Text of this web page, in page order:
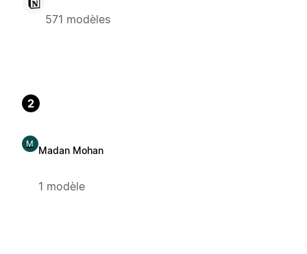
571 modèles
2
M
Madan Mohan
1 modèle